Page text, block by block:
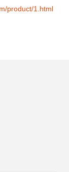
product/1.html